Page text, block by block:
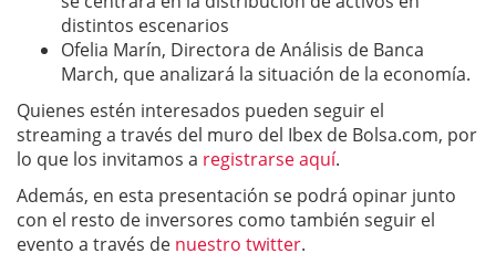
distintos escenarios
Ofelia Marín, Directora de Análisis de Banca
March, que analizará la situación de la economía.
Quienes estén interesados pueden seguir el
streaming a través del muro del Ibex de Bolsa.com, por
lo que los invitamos a registrarse aquí.
Además, en esta presentación se podrá opinar junto
con el resto de inversores como también seguir el
evento a través de nuestro twitter.